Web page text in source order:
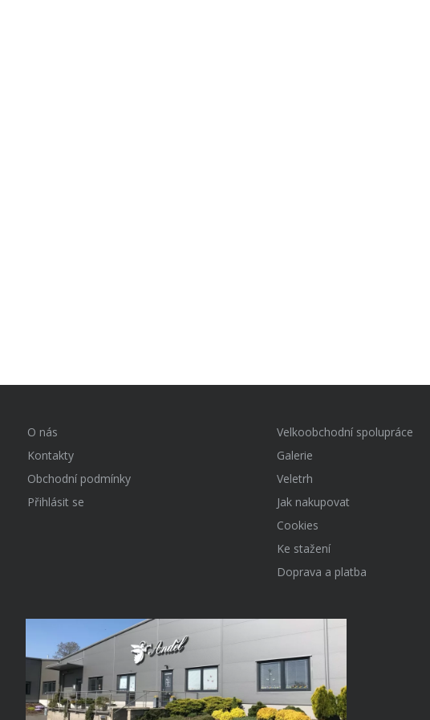
O nás
Kontakty
Obchodní podmínky
Přihlásit se
Velkoobchodní spolupráce
Galerie
Veletrh
Jak nakupovat
Cookies
Ke stažení
Doprava a platba